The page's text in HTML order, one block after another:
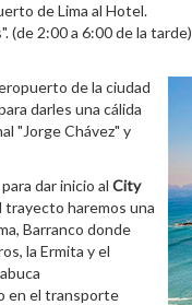
de Lima al Hotel.
(de 2:00 a 6:00 de la tarde)
de la ciudad
darles una cálida
"Jorge Chávez" y
dar inicio al City
trayecto haremos una
Barranco donde
la Ermita y el
en el transporte